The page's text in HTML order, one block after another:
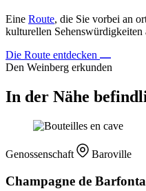
Eine Route, die Sie vorbei an
kulturellen
Die Route entdecken
Den Weinberg erkunden
In der Nähe
Genossenschaft Baroville
Champagne de